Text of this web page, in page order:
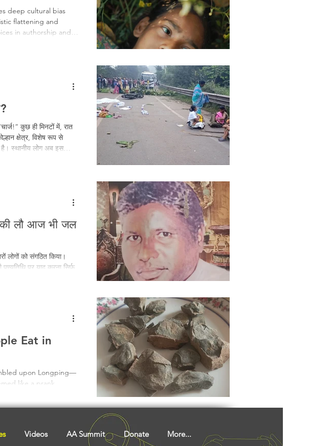
deep cultural bias
flattening and
in authorship and
कुछ ही मिनटों में, रात
क्षेत्र, विशेष रूप से
स्थानीय लोग अब इस
की लौ आज भी जल
लोगों को संगठित किया।
पर याद करना सिर्फ
Eat in
upon Longping—
like a prank.
chalky texture and
Videos AA Summit Donate More...